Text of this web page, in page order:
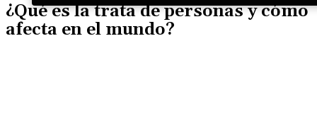
¿Qué es la trata de personas y cómo
afecta en el mundo?